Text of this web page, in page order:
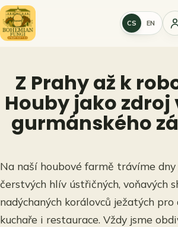
Přeskočit
na
obsah
CS EN
Z Prahy až k
Houby jako zdroj
gurmánského
Na naší houbové farmě trávíme
čerstvých hlív ústřičných, voňavých
nadýchaných korálovců ježatých pro
kuchaře i restaurace. Vždy jsme